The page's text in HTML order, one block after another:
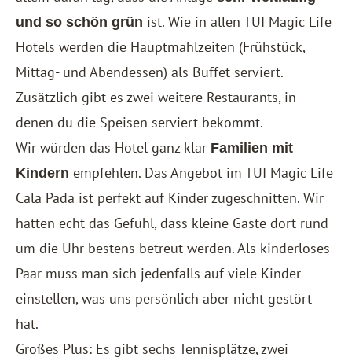
und so schön grün ist. Wie in allen TUI Magic Life
Hotels werden die Hauptmahlzeiten (Frühstück,
Mittag- und Abendessen) als Buffet serviert.
Zusätzlich gibt es zwei weitere Restaurants, in
denen du die Speisen serviert bekommt.
Wir würden das Hotel ganz klar Familien mit
Kindern empfehlen. Das Angebot im TUI Magic Life
Cala Pada ist perfekt auf Kinder zugeschnitten. Wir
hatten echt das Gefühl, dass kleine Gäste dort rund
um die Uhr bestens betreut werden. Als kinderloses
Paar muss man sich jedenfalls auf viele Kinder
einstellen, was uns persönlich aber nicht gestört
hat.
Großes Plus: Es gibt sechs Tennisplätze, zwei